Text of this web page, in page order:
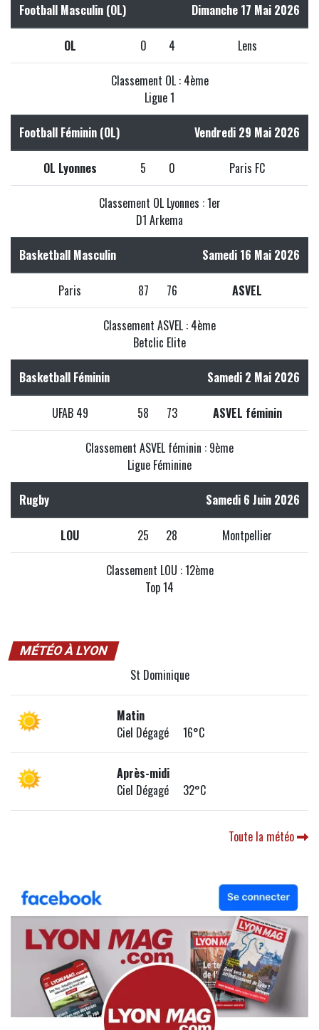
Football Masculin (OL) Dimanche 17 Mai 2026
OL 0 4 Lens
Classement OL : 4ème
Ligue 1
Football Féminin (OL) Vendredi 29 Mai 2026
OL Lyonnes 5 0 Paris FC
Classement OL Lyonnes : 1er
D1 Arkema
Basketball Masculin Samedi 16 Mai 2026
Paris 87 76 ASVEL
Classement ASVEL : 4ème
Betclic Elite
Basketball Féminin Samedi 2 Mai 2026
UFAB 49 58 73 ASVEL féminin
Classement ASVEL féminin : 9ème
Ligue Féminine
Rugby Samedi 6 Juin 2026
LOU 25 28 Montpellier
Classement LOU : 12ème
Top 14
MÉTÉO À LYON
St Dominique
Matin
Ciel Dégagé 16°C
Après-midi
Ciel Dégagé 32°C
Toute la météo